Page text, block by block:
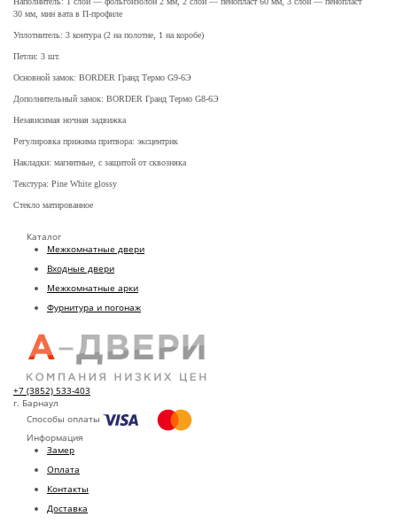
30 мм, мин вата в П-профиле
Уплотнитель: 3 контура (2 на полотне, 1 на коробе)
Петли: 3 шт.
Основной замок: BORDER Гранд Термо G9-6Э
Дополнительный замок: BORDER Гранд Термо G8-6Э
Независимая ночная задвижка
Регулировка прижима притвора: эксцентрик
Накладки: магнитные, с защитой от сквозняка
Текстура: Pine White glossy
Стекло матированное
Каталог
Межкомнатные двери
Входные двери
Межкомнатные арки
Фурнитура и погонаж
+7 (3852) 533-403
г. Барнаул
Способы оплаты
Информация
Замер
Оплата
Контакты
Доставка